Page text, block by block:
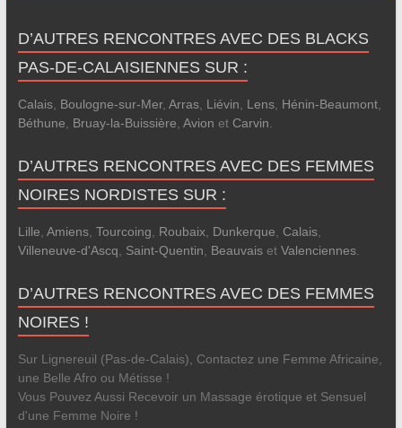
D’AUTRES RENCONTRES AVEC DES BLACKS
PAS-DE-CALAISIENNES SUR :
Calais, Boulogne-sur-Mer, Arras, Liévin, Lens, Hénin-Beaumont,
Béthune, Bruay-la-Buissière, Avion et Carvin.
D’AUTRES RENCONTRES AVEC DES FEMMES
NOIRES NORDISTES SUR :
Lille, Amiens, Tourcoing, Roubaix, Dunkerque, Calais,
Villeneuve-d'Ascq, Saint-Quentin, Beauvaiset Valenciennes.
D’AUTRES RENCONTRES AVEC DES FEMMES
NOIRES !
Sur Lignereuil (Pas-de-Calais), Contactez une Femme Africaine,
une Belle Afro ou Métisse !
Vous Pouvez Aussi Recevoir un Massage érotique et Sensuel
d'une Femme Noire !